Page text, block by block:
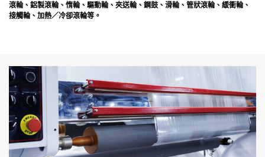
滾輪、鋁製滾輪、惰輪、驅動輪、夾送輪、鋼鼓、滑輪、管狀滾輪、緩衝輪、
接觸輪、加熱／冷卻滾輪等。